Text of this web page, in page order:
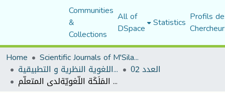
Communities
&
Collections
All of
DSpace Statistics Profils
Home
Scientific Journals of M'Sila University
مجلة المقرى للدراسات اللغوية النظرية و التطبيقية العدد 02
المُشَافَهَةُ وَأثَرُهَا فِي تَرسِيخِ المَلَكَة اللّغويّةلدى المتعلّم